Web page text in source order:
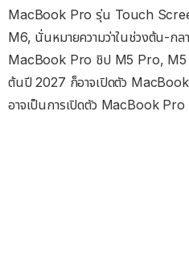
MacBook Pro รุ่น Touch
M6, นั่นหมายความว่าในช่วงต้น-กล
MacBook Pro ชิป M5 Pro, M5
ต้นปี 2027 ก็อาจเปิดตัว
อาจเป็นการเปิดตัว MacBook Pro